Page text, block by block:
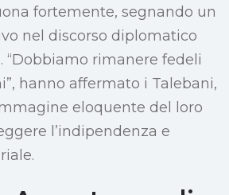
fortemente, segnando un
nel discorso diplomatico
“Dobbiamo rimanere fedeli
hanno affermato i Talebani,
eloquente del loro
l’indipendenza e